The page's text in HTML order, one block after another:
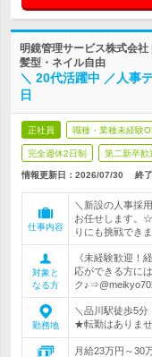
明鏡管理サービス株式会
髪型・ネイル自由
＼ 20代活躍中 ／人事
日
正社員 職種・業種未経験
完全週休2日制 第二新卒歓
情報更新日：2026/07/30 終
仕事内容
＼新設の人事採
お任せします。
りにも挑戦できま
対象と
なる方
《未経験歓迎！
応ができる方に
ク
勤務地
＼品川駅徒歩5分
★転勤はありま
月給23万円～30